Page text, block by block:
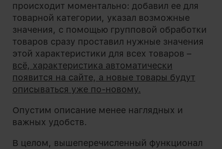
происходит моментально: добавил ее для
товарной категории, указал возможные
значения, с помощью групповой обработки
товаров сразу проставил нужные значения
этой характеристики для всех товаров –
всё, характеристика автоматически
появится на сайте, а новые товары будут
описываться уже по-новому.
Опустим описание менее наглядных и
важных удобств.
В целом, вышеперечисленный функционал